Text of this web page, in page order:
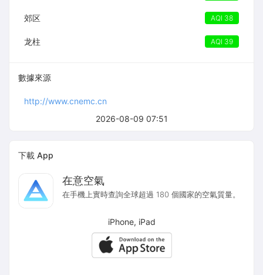
2026-08-09 07:51
郊区 AQI 38
龙柱 AQI 39
數據來源
http://www.cnemc.cn
下載 App
在意空氣
在手機上實時查詢全球超過 180 個國家的空氣質量。
iPhone, iPad